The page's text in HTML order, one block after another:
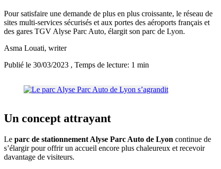
Pour satisfaire une demande de plus en plus croissante, le réseau de
sites multi-services sécurisés et aux portes des aéroports français et
des gares TGV Alyse Parc Auto, élargit son parc de Lyon.
Asma Louati, writer
Publié le 30/03/2023 , Temps de lecture: 1 min
Un concept attrayant
Le parc de stationnement Alyse Parc Auto de Lyon continue de
s’élargir pour offrir un accueil encore plus chaleureux et recevoir
davantage de visiteurs.